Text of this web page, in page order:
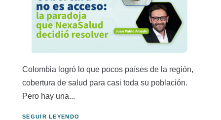
Colombia logró lo que pocos países de la región,
cobertura de salud para casi toda su población.
Pero hay una...
SEGUIR LEYENDO